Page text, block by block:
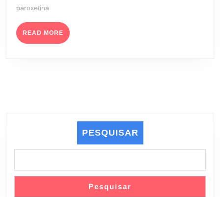
paroxetina
READ MORE READ
MORE
PESQUISAR
Pesquisar